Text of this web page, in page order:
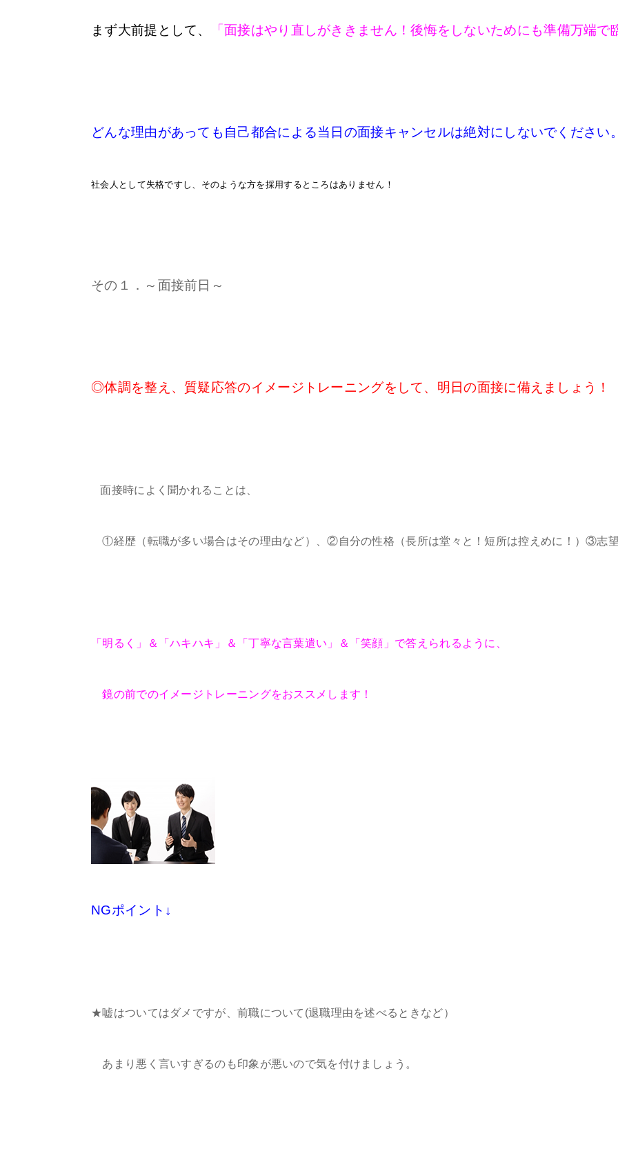
まず大前提として、 「面接はやり直しがききません！後悔をしないためにも準備万端で
どんな理由があっても自己都合による当日の面接キャンセルは絶対にしないでください。
社会人として失格ですし、そのような方を採用するところはありません！
その１．～面接前日～
◎体調を整え、質疑応答のイメージトレーニングをして、明日の面接に備えましょう！
面接時によく聞かれることは、
①経歴（転職が多い場合はその理由など）、②自分の性格（長所は堂々と！短所は控えめに！）③志望
「明るく」＆「ハキハキ」＆「丁寧な言葉遣い」＆「笑顔」で答えられるように、
鏡の前でのイメージトレーニングをおススメします！
NGポイント↓
★嘘はついてはダメですが、前職について(退職理由を述べるときなど）
あまり悪く言いすぎるのも印象が悪いので気を付けましょう。